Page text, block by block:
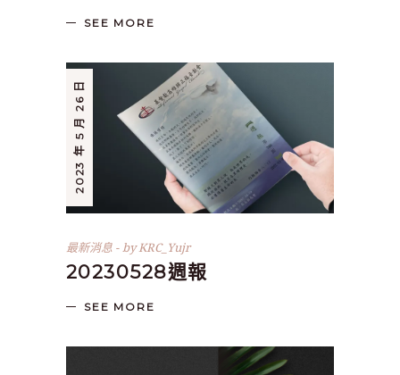
SEE MORE
2023 年 5 月 26 日
最新消息 byKRC_Yujr
20230528週報
SEE MORE